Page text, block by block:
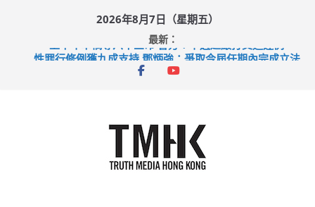
2026年8月7日（星期五）
最新：
上半年車禍奪六十三命 警方：下週起嚴打交通違例
性罪行修例獲九成支持 鄧炳強：爭取今屆任期內完成立法
涉造假公屋富戶申報表 倉管員准保釋候訊